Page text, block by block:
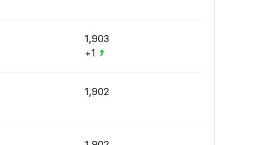
1,903
+1
1,902